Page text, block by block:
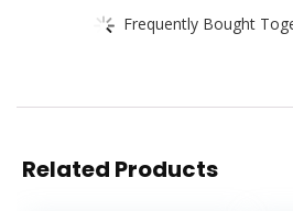
Frequently Bought
Related Products